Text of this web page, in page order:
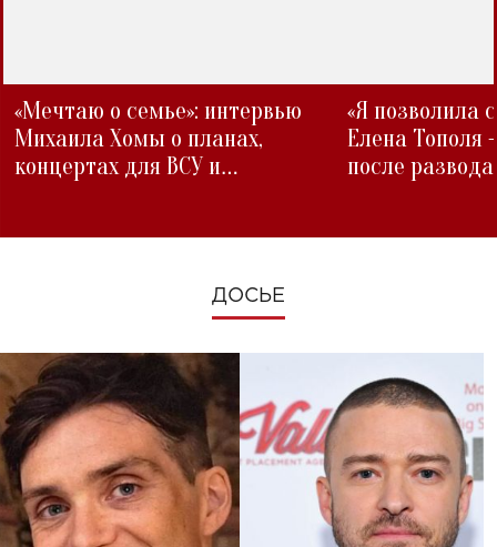
«Мечтаю о семье»: интервью
Михаила Хомы о планах,
концертах для ВСУ и
«Я позволила
Елена Тополя
после развода
ДОСЬЕ